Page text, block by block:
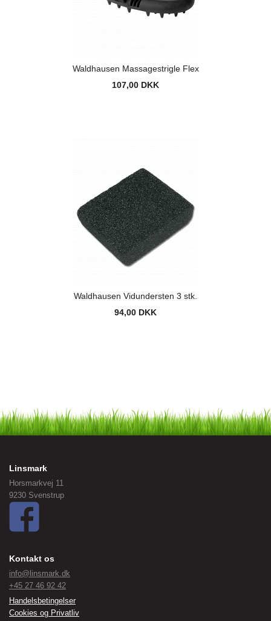
Waldhausen Massagestrigle Flex
107,00 DKK
Waldhausen Vidundersten 3 stk.
94,00 DKK
Linsmark
Horsmarkvej 11
9230 Svenstrup
Kontakt os
info@linsmark.dk
+45 27 46 92 42
Handelsbetingelser
Cookies og Privatliv